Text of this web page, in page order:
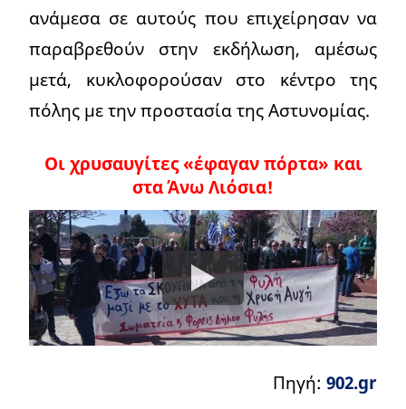
ανάμεσα σε αυτούς που επιχείρησαν να
παραβρεθούν στην εκδήλωση, αμέσως
μετά, κυκλοφορούσαν στο κέντρο της
πόλης με την προστασία της Αστυνομίας.
Οι χρυσαυγίτες «έφαγαν πόρτα» και
στα Άνω Λιόσια!
Πηγή: 902.gr